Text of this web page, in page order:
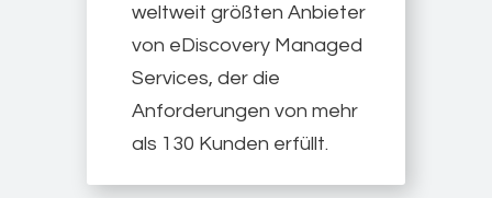
weltweit größten Anbieter
von eDiscovery Managed
Services, der die
Anforderungen von mehr
als 130 Kunden erfüllt.